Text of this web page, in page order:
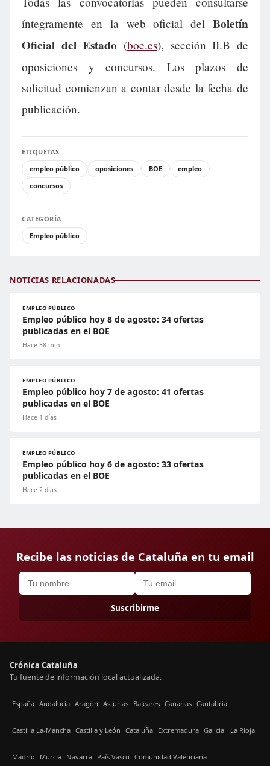
íntegramente en la web oficial del Boletín
Oficial del Estado (boe.es), sección II.B de
oposiciones y concursos. Los plazos de
solicitud comienzan a contar desde la fecha de
publicación.
ETIQUETAS
empleo público
oposiciones BOE
empleo
concursos
CATEGORÍA
Empleo público
NOTICIAS RELACIONADAS
EMPLEO PÚBLICO
Empleo público hoy 8 de agosto: 34 ofertas
publicadas en el BOE
Hace 38 min
EMPLEO PÚBLICO
Empleo público hoy 7 de agosto: 41 ofertas
publicadas en el BOE
Hace 1 días
EMPLEO PÚBLICO
Empleo público hoy 6 de agosto: 33 ofertas
publicadas en el BOE
Hace 2 días
Recibe las noticias de Cataluña en tu email
Suscribirme
Crónica Cataluña
Tu fuente de información local actualizada.
España Andalucía Aragón Asturias Baleares Canarias Cantabria
Castilla La-Mancha Castilla y León Cataluña Extremadura Galicia La Rioja
Madrid Murcia Navarra País Vasco Comunidad Valenciana